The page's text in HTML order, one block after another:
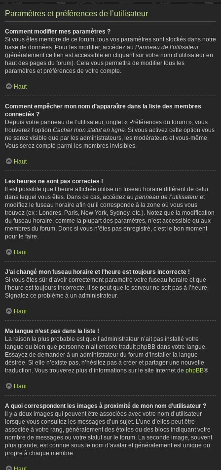
Paramètres et préférences de l’utilisateur
Comment modifier mes paramètres ?
Si vous êtes membre de ce forum, tous vos paramètres sont stockés dans notre
base de données. Pour les modifier, accédez au Panneau de l’utilisateur
(généralement ce lien est accessible en cliquant sur votre nom d’utilisateur en
haut des pages du forum). Cela vous permettra de modifier tous les
paramètres et préférences de votre compte.
Haut
Comment empêcher mon nom d’apparaître dans la liste des membres
connectés ?
Depuis votre panneau de l’utilisateur, onglet « Préférences du forum », vous
trouverez l’option Cacher mon statut en ligne . Si vous activez cette option vous
ne serez visible que par les administrateurs, les modérateurs et vous-même.
Vous serez compté parmi les membres invisibles.
Haut
Les heures ne sont pas correctes !
Il est possible que l’heure affichée utilise un fuseau horaire différent de celui
dans lequel vous êtes. Dans ce cas, accédez au panneau de l’utilisateuret
modifiez le fuseau horaire afin qu’il corresponde à la zone où vous vous
trouvez (ex : Londres, Paris, New York, Sydney, etc.). Notez que la modification
du fuseau horaire, comme la plupart des paramètres, n’est accessible qu’aux
membres du forum. Donc si vous n’êtes pas enregistré, c’est le bon moment
pour le faire.
Haut
J’ai changé mon fuseau horaire et l’heure est toujours incorrecte !
Si vous êtes sûr d’avoir correctement paramétré votre fuseau horaire et que
l’heure est toujours incorrecte, il se peut que le serveur ne soit pas à l’heure.
Signalez ce problème à un administrateur.
Haut
Ma langue n’est pas dans la liste !
La raison la plus probable est que l’administrateur n’ait pas installé votre
langue ou bien que personne n’ait encore traduit phpBB dans votre langue.
Essayez de demander à un administrateur du forum d’installer la langue
désirée. Si elle n’existe pas, n’hésitez pas à créer et partager une nouvelle
traduction. Vous trouverez plus d’informations sur le site Internet de phpBB®.
Haut
A quoi correspondent les images à proximité de mon nom d’utilisateur ?
Il y a deux images qui peuvent être associées avec votre nom d’utilisateur
lorsque vous consultez les messages d’un sujet. L’une d’elles peut être
associée à votre rang, généralement des étoiles ou des blocs indiquant votre
nombre de messages ou votre statut sur le forum. La seconde image, souvent
plus grande, est connue sous le nom d’avatar et généralement est unique ou
propre à chaque membre.